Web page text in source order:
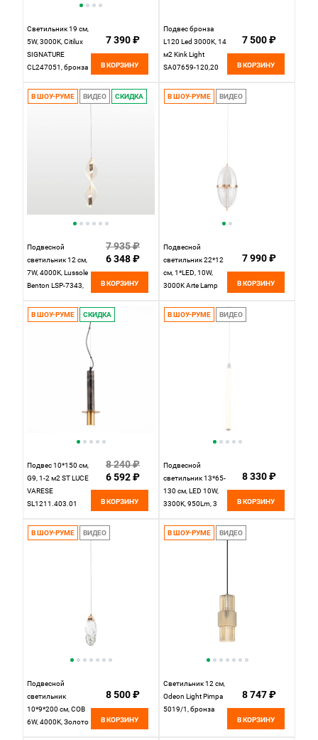
Светильник 19 см,
5W, 3000K, Citilux
SIGNATURE
CL247051, бронза
7 390 ₽
В КОРЗИНУ
Подвес бронза
L120 Led 3000K, 14
м2 Kink Light
SA07659-120,20
7 500 ₽
В КОРЗИНУ
В ШОУ-РУМЕ ВИДЕО СКИДКА
Подвесной
светильник 12 см,
7W, 4000K, Lussole
Benton LSP-7343,
небо
7 935 ₽
6 348 ₽
В КОРЗИНУ
В ШОУ-РУМЕ ВИДЕО
Подвесной
светильник 22*12
см, 1*LED, 10W,
3000K Arte Lamp
A2089SP-3GO,
Золото
7 990 ₽
В КОРЗИНУ
В ШОУ-РУМЕ СКИДКА
Подвес 10*150 см,
G9, 1-2 м2 ST LUCE
VARESE
SL1211.403.01
8 240 ₽
6 592 ₽
В КОРЗИНУ
В ШОУ-РУМЕ ВИДЕО
Подвесной
светильник 13*65-
130 см, LED 10W,
3300K, 950Lm, 3
P021PL-L10W,
белый
8 330 ₽
В КОРЗИНУ
В ШОУ-РУМЕ ВИДЕО
Подвесной
светильник
10*9*200 см, COB
6W, 4000K, Золото
8 500 ₽
В КОРЗИНУ
В ШОУ-РУМЕ ВИДЕО
Светильник 12 см,
Odeon Light Pimpa
5019/1, бронза
8 747 ₽
В КОРЗИНУ